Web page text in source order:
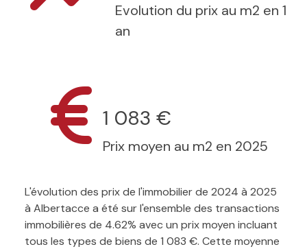
Evolution du prix au m2 en 1
an
1 083 €
Prix moyen au m2 en 2025
L'évolution des prix de l'immobilier de 2024 à 2025
à Albertacce a été sur l'ensemble des transactions
immobilières de 4.62% avec un prix moyen incluant
tous les types de biens de 1 083 €. Cette moyenne